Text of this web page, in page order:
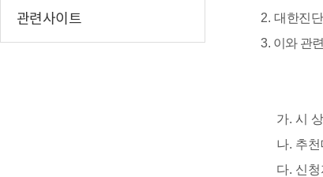
관련사이트
2. 대한진
3. 이와 관
가. 시
​나. 추
​다. 신청